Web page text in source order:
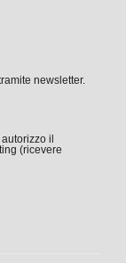
newsletter.
autorizzo il
(ricevere